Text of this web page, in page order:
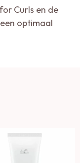
Curls en de
optimaal